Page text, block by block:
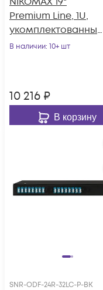
Premium Line, 1U,
укомплектованный
на 8 портов SC/UPC
выдвижной
В наличии: 10+ шт
10 216 ₽
В корзину
SNR-ODF-24R-32LC-P-BK